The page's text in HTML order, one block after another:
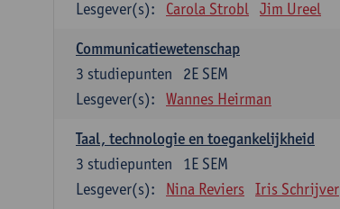
Lesgever(s):
Carola Strobl Jim Ureel
Communicatiewetenschap
2E SEM
3 studiepunten
Lesgever(s):
Wannes Heirman
Taal, technologie en toegankelijkheid
1E SEM
3 studiepunten
Lesgever(s):
Nina Reviers Iris Schrijver